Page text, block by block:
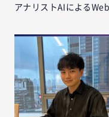
アナリストAIによる